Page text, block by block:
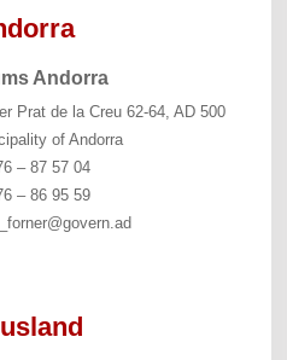
Andorra
Prat de la Creu 62-64, AD 500
of Andorra
– 87 57 04
– 86 95 59